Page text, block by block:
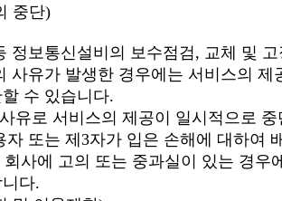
중단)
정보통신설비의 보수점검, 교체 및 고
사유가 발생한 경우에는 서비스의 제
수 있습니다.
유로 서비스의 제공이 일시적으로 중
자 또는 제3자가 입은 손해에 대하여
사에 고의 또는 중과실이 있는 경우
다.